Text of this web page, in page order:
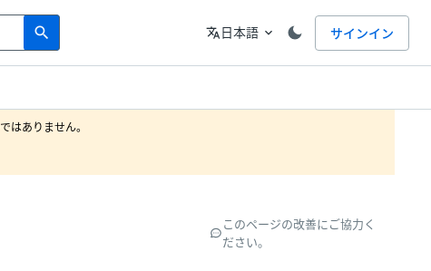
search
Search 言語
translate日本語 expand_more サインイン
はありません。
このページの改善にご協力く
ださい。